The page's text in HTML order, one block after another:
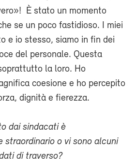
È stato un momento
se un poco fastidioso. I miei
e io stesso, siamo in fin dei
del personale. Questa
la loro. Ho
coesione e ho percepito
dignità e fierezza.
dai sindacati è
straordinario o vi sono alcuni
di traverso?